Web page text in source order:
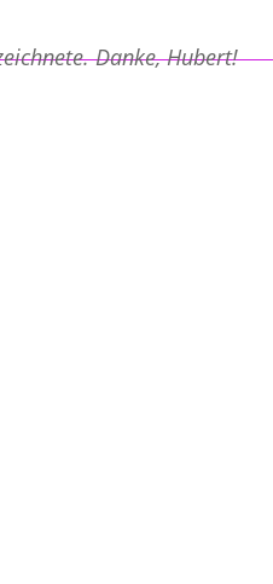
Danke, Hubert!